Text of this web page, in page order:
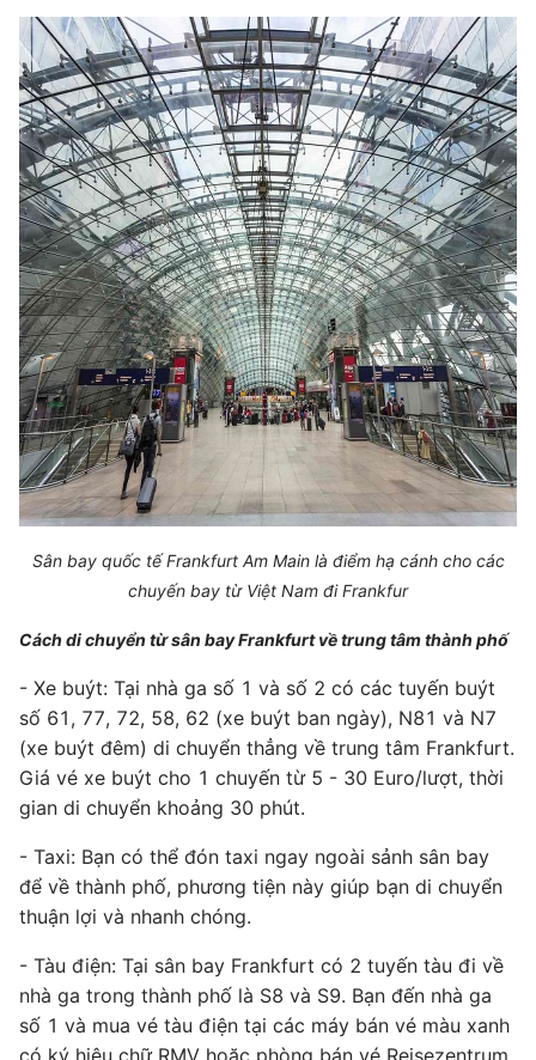
Sân bay quốc tế Frankfurt Am Main là điểm hạ cánh cho các
chuyến bay từ Việt Nam đi Frankfur
Cách di chuyển từ sân bay Frankfurt về trung tâm thành phố
- Xe buýt: Tại nhà ga số 1 và số 2 có các tuyến buýt
số 61, 77, 72, 58, 62 (xe buýt ban ngày), N81 và N7
(xe buýt đêm) di chuyển thẳng về trung tâm Frankfurt.
Giá vé xe buýt cho 1 chuyến từ 5 - 30 Euro/lượt, thời
gian di chuyển khoảng 30 phút.
- Taxi: Bạn có thể đón taxi ngay ngoài sảnh sân bay
để về thành phố, phương tiện này giúp bạn di chuyển
thuận lợi và nhanh chóng.
- Tàu điện: Tại sân bay Frankfurt có 2 tuyến tàu đi về
nhà ga trong thành phố là S8 và S9. Bạn đến nhà ga
số 1 và mua vé tàu điện tại các máy bán vé màu xanh
có ký hiệu chữ RMV hoặc phòng bán vé Reisezentrum.